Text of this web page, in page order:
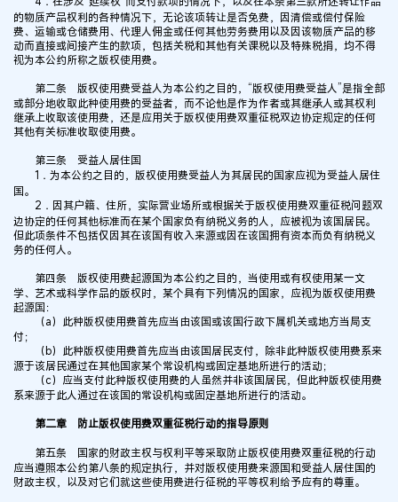
的物质产品权利的各种情况下，无论该项转让是否免费，因清偿或偿付保险
费、运输或仓储费用、代理人佣金或任何其他劳务费用以及因该物质产品的移
动而直接或间接产生的款项，包括关税和其他有关课税以及特殊税捐，均不得
视为本公约所称之版权使用费。
第二条 版权使用费受益人为本公约之目的，“版权使用费受益人”是指全部
或部分地收取此种使用费的受益者，而不论他是作为作者或其继承人或其权利
继承上收取该使用费，还是应用关于版权使用费双重征税双边协定规定的任何
其他有关标准收取使用费。
第三条 受益人居住国
1．为本公约之目的，版权使用费受益人为其居民的国家应视为受益人居住
国。
2．因其户籍、住所，实际营业场所或根据关于版权使用费双重征税问题双
边协定的任何其他标准而在某个国家负有纳税义务的人，应被视为该国居民。
但此项条件不包括仅因其在该国有收入来源或因在该国拥有资本而负有纳税义
务的任何人。
第四条 版权使用费起源国为本公约之目的，当使用或有权使用某一文
学、艺术或科学作品的版权时，某个具有下列情况的国家，应视为版权使用费
起源国：
（a）此种版权使用费首先应当由该国或该国行政下属机关或地方当局支
付；
（b）此种版权使用费首先应当由该国居民支付，除非此种版权使用费系来
源于该居民通过在其他国家某个常设机构或固定基地所进行的活动；
（c）应当支付此种版权使用费的人虽然并非该国居民，但此种版权使用费
系来源于此人通过在该国的常设机构或固定基地所进行的活动。
第二章 防止版权使用费双重征税行动的指导原则
第五条 国家的财政主权与权利平等采取防止版权使用费双重征税的行动
应当遵照本公约第八条的规定执行，并对版权使用费来源国和受益人居住国的
财政主权，以及对它们就这些使用费进行征税的平等权利给予应有的尊重。